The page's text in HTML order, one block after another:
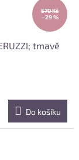
570 Kč
–29 %
tmavě
Do košíku